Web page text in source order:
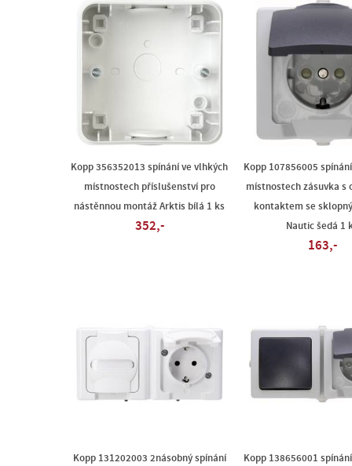
Kopp 356352013 spínání ve vlhkých
místnostech příslušenství pro
nástěnnou montáž Arktis bílá 1 ks
352,-
Kopp 107856005
místnostech zásuvka s
kontaktem se
Nautic šedá 1
163,-
Kopp 131202003 2násobný spínání
Kopp 138656001